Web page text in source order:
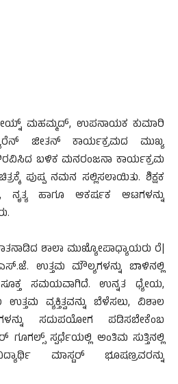
ಮಹಮ್ಮದ್, ಉಪನಾಯಕ ಕುಮಾರಿ
ಜೀತನ್ ಕಾರ್ಯಕ್ರಮದ ಮುಖ್ಯ
ಗೌರವಿಸಿದ ಬಳಿಕ ಮನರಂಜನಾ ಕಾರ್ಯಕ್ರಮ
ಪುಷ್ಪ ನಮನ ಸಲ್ಲಿಸಲಾಯಿತು. ಶಿಕ್ಷಕ
ನೃತ್ಯ ಹಾಗೂ ಆಕರ್ಷಕ ಆಟಗಳನ್ನು
ಶಾಲಾ ಮುಖ್ಯೋಪಾಧ್ಯಾಯರು ರೆ|
ಉತ್ತಮ ಮೌಲ್ಯಗಳನ್ನು ಬಾಳಿನಲ್ಲಿ
ಸೂಕ್ತ ಸಮಯವಾಗಿದೆ. ಉನ್ನತ ಧ್ಯೇಯ,
ಉತ್ತಮ ವ್ಯಕ್ತಿತ್ವವನ್ನು ಬೆಳೆಸಲು, ವಿಶಾಲ
ಸದುಪಯೋಗ ಪಡಿಸಬೇಕೆಂಬ
ಗೂಗಲ್ಸ್ ಸ್ಪರ್ಧೆಯಲ್ಲಿ ಅಂತಿಮ ಸುತ್ತಿನಲ್ಲಿ
ಮಾಸ್ಟರ್ ಭೂಷಣ್ರವರನ್ನು